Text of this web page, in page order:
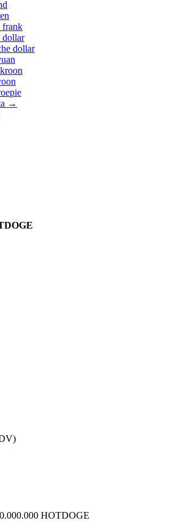
frank
dollar
dollar
→
HOTDOGE